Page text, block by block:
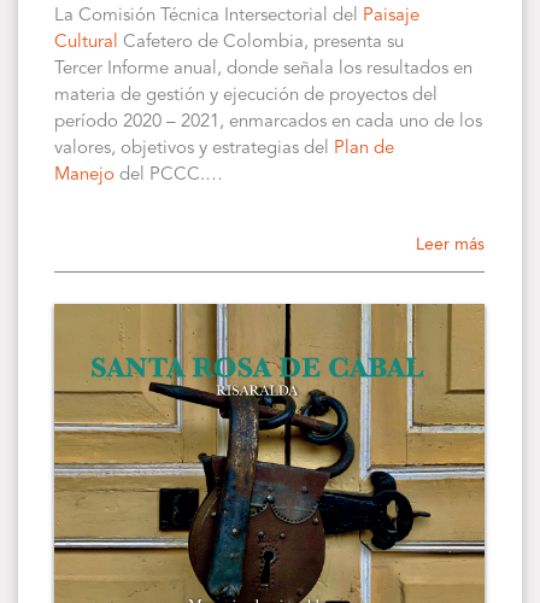
La Comisión Técnica Intersectorial del Paisaje
Cultural Cafetero de Colombia, presenta su
Tercer Informe anual, donde señala los resultados en
materia de gestión y ejecución de proyectos del
período 2020 – 2021, enmarcados en cada uno de los
valores, objetivos y estrategias del Plan de
Manejo del PCCC.…
Leer más